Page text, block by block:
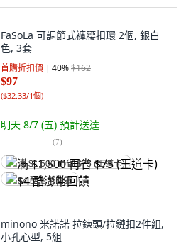
FaSoLa 可調節式褲腰扣環 2個, 銀白
色, 3套
首購折扣價 40%$162
$97
($32.33/1個)
明天 8/7 (五) 預計送達
(7)
满 $1,500 再省 $75 (王道卡)
$4 酷澎幣回饋
minono 米諾諾 拉鍊頭/拉鏈扣2件組,
小孔心型, 5組